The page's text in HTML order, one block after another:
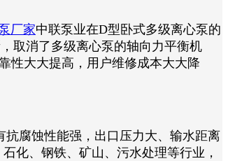
厂家中联泵业在D型卧式多级离心泵的
取消了多级离心泵的轴向力平衡机
性大大提高，用户维修成本大大降
腐蚀性能强，出口压力大、输水距离
化、钢铁、矿山、污水处理等行业，